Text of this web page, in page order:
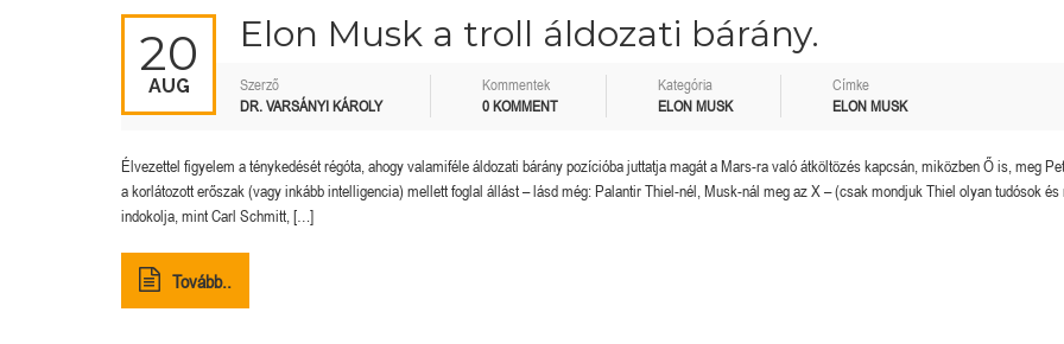
20
AUG
Elon Musk a troll áldozati bárány.
Szerző
DR. VARSÁNYI KÁROLY
Kommentek
0 KOMMENT
Kategória
ELON MUSK
Címke
ELON MUSK
Élvezettel figyelem a ténykedését régóta, ahogy valamiféle áldozati bárány pozícióba juttatja magát a Mars-ra való átköltözés kapcsán, miközben Ő is, meg
a korlátozott erőszak (vagy inkább intelligencia) mellett foglal állást – lásd még: Palantir Thiel-nél, Musk-nál meg az X – (csak mondjuk Thiel olyan tudósok és
indokolja, mint Carl Schmitt, […]
Tovább..